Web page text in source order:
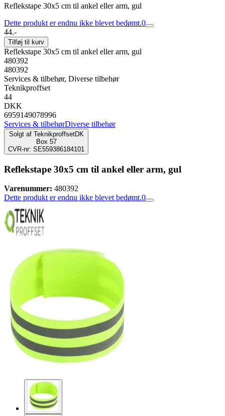
Reflekstape 30x5 cm til ankel eller arm, gul
Dette produkt er endnu ikke blevet bedømt.0
44.-
Tilføj til kurv
Reflekstape 30x5 cm til ankel eller arm, gul
480392
480392
Services & tilbehør, Diverse tilbehør
Teknikproffset
44
DKK
6959149078996
Services & tilbehørDiverse tilbehør
Solgt af TeknikproffsetDK
Box 57
CVR-nr: SE559386184101
Reflekstape 30x5 cm til ankel eller arm, gul
Varenummer: 480392
Dette produkt er endnu ikke blevet bedømt.0